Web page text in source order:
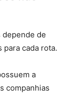
depende de
cada rota.
a
companhias